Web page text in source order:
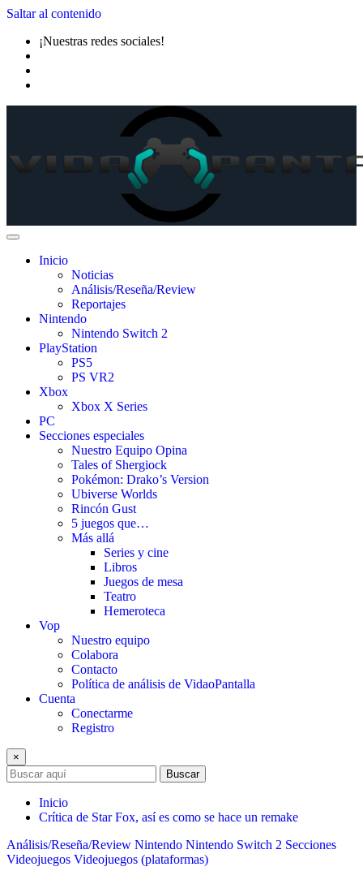
Saltar al contenido
¡Nuestras redes sociales!
Inicio
Noticias
Análisis/Reseña/Review
Reportajes
Nintendo
Nintendo Switch 2
PlayStation
PS5
PS VR2
Xbox
Xbox X Series
PC
Secciones especiales
Nuestro Equipo Opina
Tales of Shergiock
Pokémon: Drako’s Version
Ubiverse Worlds
Rincón Gust
5 juegos que…
Más allá
Series y cine
Libros
Juegos de mesa
Teatro
Hemeroteca
Vop
Nuestro equipo
Colabora
Contacto
Política de análisis de VidaoPantalla
Cuenta
Conectarme
Registro
×
Buscar
Inicio
Crítica de Star Fox, así es como se hace un remake
Análisis/Reseña/Review Nintendo Nintendo Switch 2 Secciones
Videojuegos Videojuegos (plataformas)